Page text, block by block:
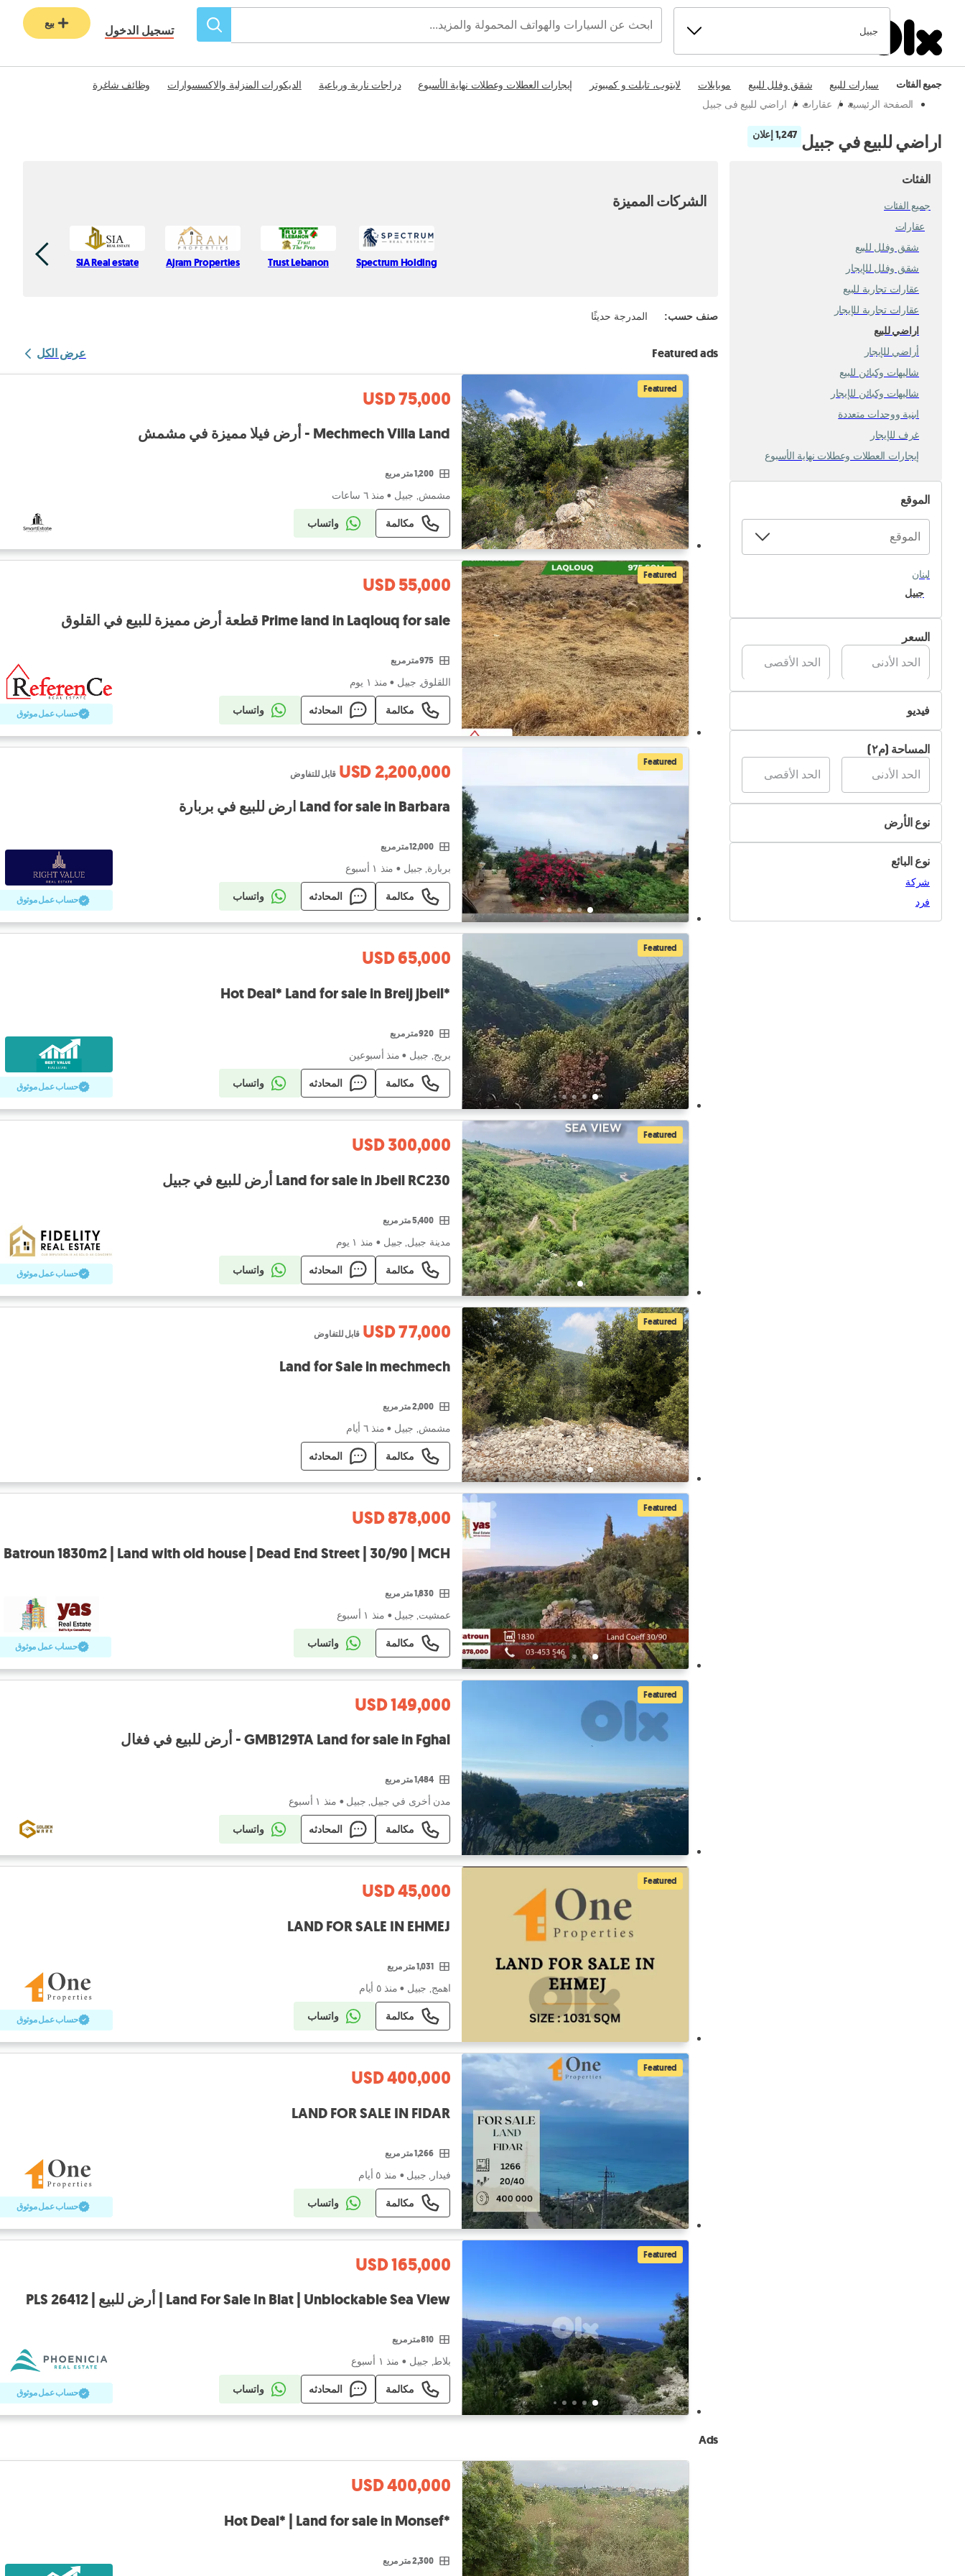
جبيل تسجيل الدخول
بيع
جميع الفئات سيارات للبيع شقق وفلل للبيع موبايلات لابتوب، تابلت و كمبيوتر إيجارات العطلات وعطلات نهاية الأسبوع دراجات نارية ورباعية الديكورات المنزلية والاكسسوارات
وظائف شاغرة
الصفحة الرئيسية / عقارات / اراضي للبيع فى جبيل
اراضي للبيع في جبيل 1,247 إعلان
الفئات
جميع الفئات
عقارات
شقق وفلل للبيع
شقق وفلل للإيجار
عقارات تجارية للبيع
عقارات تجارية للإيجار
اراضي للبيع
أراضي للإيجار
شاليهات وكبائن للبيع
شاليهات وكبائن للإيجار
ابنية ووحدات متعددة
غرف للإيجار
إيجارات العطلات وعطلات نهاية الأسبوع
الموقع
لبنان
جبيل
السعر
فيديو
غير متوفر
متوفر
المساحة (م٢)
نوع الأرض
زراعي
صناعي
سكني
نوع البائع
شركة
فرد
الشركات المميزة
SIA Real estate Ajram Properties Trust Lebanon Spectrum Holding
صنف حسب: المدرجة حديثًا
Featured ads عرض الكل
Featured
USD 75,000
Mechmech Villa Land - أرض فيلا مميزة في مشمش
1,200 متر مربع
مشمش, جبيل • منذ ٦ ساعات
مكالمة واتساب
Featured
USD 55,000
Prime land in Laqlouq for sale قطعة أرض مميزة للبيع في القلوق
975 متر مربع
اللقلوق, جبيل • منذ ١ يوم
مكالمة المحادثه واتساب حساب عمل موثوق
Featured
USD 2,200,000 قابل للتفاوض
Land for sale in Barbara ارض للبيع في بربارة
12,000 متر مربع
بربارة, جبيل • منذ ١ أسبوع
مكالمة المحادثه واتساب حساب عمل موثوق
Featured
USD 65,000
*Hot Deal* Land for sale in Breij jbeil
920 متر مربع
بريج, جبيل • منذ أسبوعين
مكالمة المحادثه واتساب حساب عمل موثوق
Featured
USD 300,000
Land for sale in Jbeil RC230 أرض للبيع في جبيل
5,400 متر مربع
مدينة جبيل, جبيل • منذ ١ يوم
مكالمة المحادثه واتساب حساب عمل موثوق
Featured
USD 77,000 قابل للتفاوض
Land for Sale in mechmech
2,000 متر مربع
مشمش, جبيل • منذ ٦ أيام
مكالمة المحادثه
Featured
USD 878,000
Batroun 1830m2 | Land with old house | Dead End Street | 30/90 | MCH
1,830 متر مربع
عمشيت, جبيل • منذ ١ أسبوع
مكالمة واتساب حساب عمل موثوق
Featured
USD 149,000
GMB129TA Land for sale in Fghal - أرض للبيع في فغال
1,484 متر مربع
مدن أخرى في جبيل, جبيل • منذ ١ أسبوع
مكالمة المحادثه واتساب
Featured
USD 45,000
LAND FOR SALE IN EHMEJ
1,031 متر مربع
اهمج, جبيل • منذ ٥ أيام
مكالمة واتساب حساب عمل موثوق
Featured
USD 400,000
LAND FOR SALE IN FIDAR
1,266 متر مربع
فيدار, جبيل • منذ ٥ أيام
مكالمة واتساب حساب عمل موثوق
Featured
USD 165,000
Land For Sale In Blat | Unblockable Sea View | أرض للبيع | PLS 26412
810 متر مربع
بلاط, جبيل • منذ ١ أسبوع
مكالمة المحادثه واتساب حساب عمل موثوق
Ads
USD 400,000
*Hot Deal* | Land for sale in Monsef
2,300 متر مربع